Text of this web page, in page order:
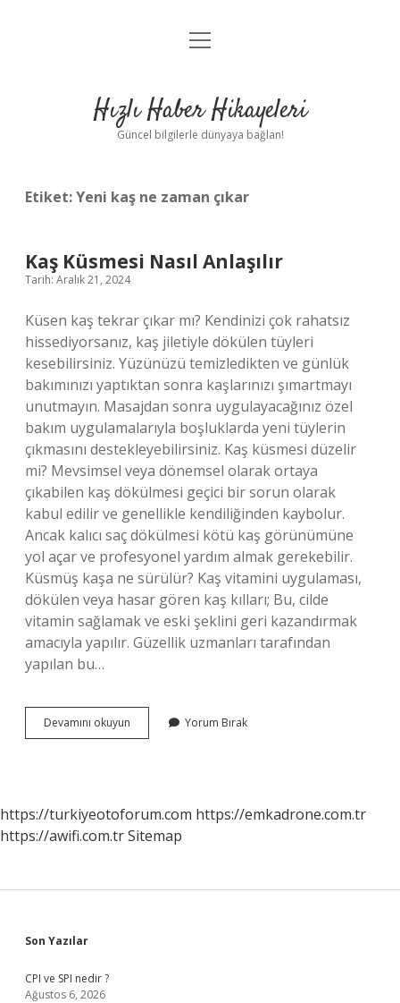
Anasayfa
Yasal Uyarı
menüyü
Hızlı Haber Hikayeleri
Güncel bilgilerle dünyaya bağlan!
Etiket:Yeni kaş ne zaman çıkar
Kaş Küsmesi Nasıl Anlaşılır
Tarih: Aralık 21, 2024
Küsen kaş tekrar çıkar mı? Kendinizi çok rahatsız
hissediyorsanız, kaş jiletiyle dökülen tüyleri
kesebilirsiniz. Yüzünüzü temizledikten ve günlük
bakımınızı yaptıktan sonra kaşlarınızı şımartmayı
unutmayın. Masajdan sonra uygulayacağınız özel
bakım uygulamalarıyla boşluklarda yeni tüylerin
çıkmasını destekleyebilirsiniz. Kaş küsmesi düzelir
mi? Mevsimsel veya dönemsel olarak ortaya
çıkabilen kaş dökülmesi geçici bir sorun olarak
kabul edilir ve genellikle kendiliğinden kaybolur.
Ancak kalıcı saç dökülmesi kötü kaş görünümüne
yol açar ve profesyonel yardım almak gerekebilir.
Küsmüş kaşa ne sürülür? Kaş vitamini uygulaması,
dökülen veya hasar gören kaş kılları; Bu, cilde
vitamin sağlamak ve eski şeklini geri kazandırmak
amacıyla yapılır. Güzellik uzmanları tarafından
yapılan bu…
Devamını okuyun
Küsmesi
Yorum Bırak
https://turkiyeotoforum.com https://emkadrone.com.tr
https://awifi.com.trSitemap
Sidebar
Son Yazılar
CPI ve SPI nedir ?
Ağustos 6, 2026